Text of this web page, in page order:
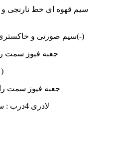
Unlock : سیم صورتی و خاکستری خط مشکی با تحریک(-)
جعبه فیوز سمت راننده،
جعبه فیوز سمت راننده،
لادری 4درب : سیم نارنجی با تحریک(-) کانکتور8